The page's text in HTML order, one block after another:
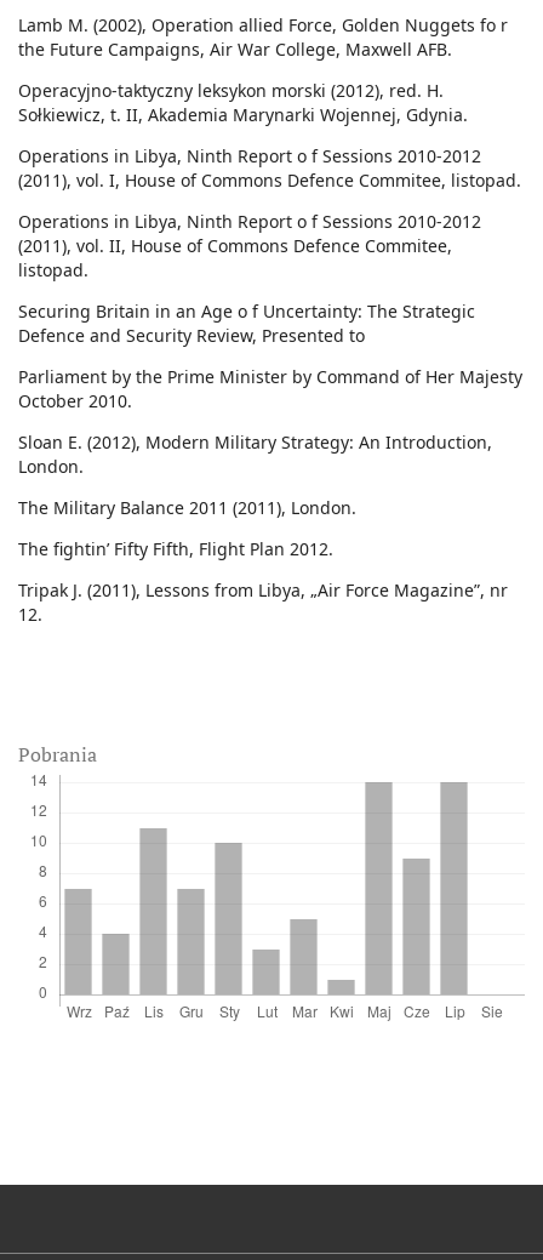
Pobrania
Lamb M. (2002), Operation allied Force, Golden Nuggets fo r
the Future Campaigns, Air War College, Maxwell AFB.
Operacyjno-taktyczny leksykon morski (2012), red. H.
Sołkiewicz, t. II, Akademia Marynarki Wojennej, Gdynia.
Operations in Libya, Ninth Report o f Sessions 2010-2012
(2011), vol. I, House of Commons Defence Commitee, listopad.
Operations in Libya, Ninth Report o f Sessions 2010-2012
(2011), vol. II, House of Commons Defence Commitee,
listopad.
Securing Britain in an Age o f Uncertainty: The Strategic
Defence and Security Review, Presented to
Parliament by the Prime Minister by Command of Her Majesty
October 2010.
Sloan E. (2012), Modern Military Strategy: An Introduction,
London.
The Military Balance 2011 (2011), London.
The fightin’ Fifty Fifth, Flight Plan 2012.
Tripak J. (2011), Lessons from Libya, „Air Force Magazine”, nr
12.